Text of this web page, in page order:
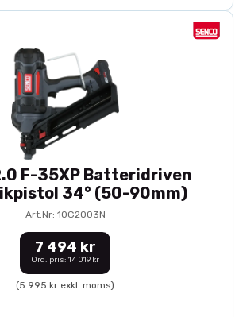
F-35XP Batteridriven
34° (50-90mm)
Art.Nr: 10G2003N
7 494 kr
Ord. pris: 14 019 kr
(5 995 kr exkl. moms)